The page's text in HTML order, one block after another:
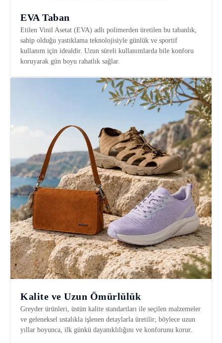
EVA Taban
Etilen Vinil Asetat (EVA) adlı polimerden üretilen bu tabanlık,
sahip olduğu yastıklama teknolojisiyle günlük ve sportif
kullanım için idealdir. Uzun süreli kullanımlarda bile konforu
koruyarak gün boyu rahatlık sağlar.
Kalite ve Uzun Ömürlülük
Greyder ürünleri, üstün kalite standartları ile seçilen malzemeler
ve geleneksel ustalıkla işlenen detaylarla üretilir; böylece uzun
yıllar boyunca, ilk günkü dayanıklılığını ve konforunu korur.